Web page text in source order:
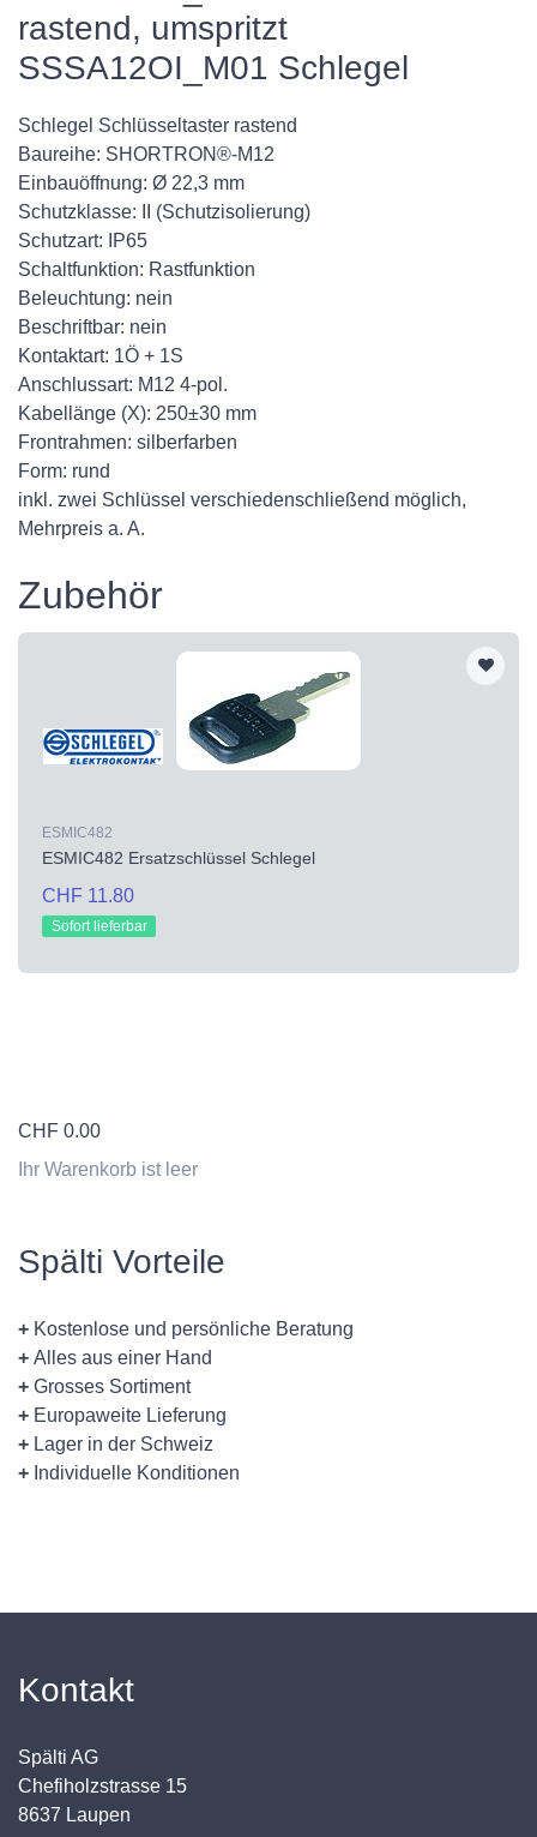
rastend, umspritzt
SSSA12OI_M01 Schlegel
Schlegel Schlüsseltaster rastend
Baureihe: SHORTRON®-M12
Einbauöffnung: Ø 22,3 mm
Schutzklasse: II (Schutzisolierung)
Schutzart: IP65
Schaltfunktion: Rastfunktion
Beleuchtung: nein
Beschriftbar: nein
Kontaktart: 1Ö + 1S
Anschlussart: M12 4-pol.
Kabellänge (X): 250±30 mm
Frontrahmen: silberfarben
Form: rund
inkl. zwei Schlüssel verschiedenschließend möglich,
Mehrpreis a. A.
Zubehör
ESMIC482
ESMIC482 Ersatzschlüssel Schlegel
CHF 11.80
Sofort lieferbar
CHF 0.00
Ihr Warenkorb ist leer
Spälti Vorteile
+ Kostenlose und persönliche Beratung
+ Alles aus einer Hand
+ Grosses Sortiment
+ Europaweite Lieferung
+ Lager in der Schweiz
+ Individuelle Konditionen
Kontakt
Spälti AG
Chefiholzstrasse 15
8637 Laupen